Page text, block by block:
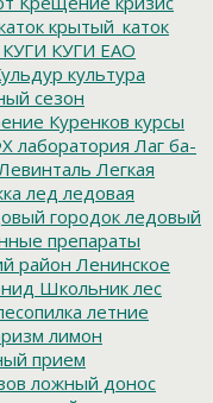
крытый_каток
КУГИ КУГИ ЕАО
культура
сезон
Куренков курсы
лаборатория Лаг ба-
Левинталь Легкая
лед ледовая
городок ледовый
препараты
район Ленинское
Школьник лес
летние
лимон
прием
ложный донос